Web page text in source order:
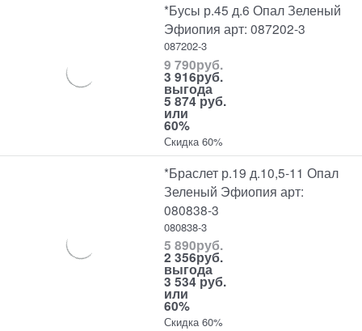
*Бусы р.45 д.6 Опал Зеленый
Эфиопия арт: 087202-3
087202-3
9 790руб.
3 916руб.
выгода
5 874 руб.
или
60%
Скидка 60%
*Браслет р.19 д.10,5-11 Опал
Зеленый Эфиопия арт:
080838-3
080838-3
5 890руб.
2 356руб.
выгода
3 534 руб.
или
60%
Скидка 60%